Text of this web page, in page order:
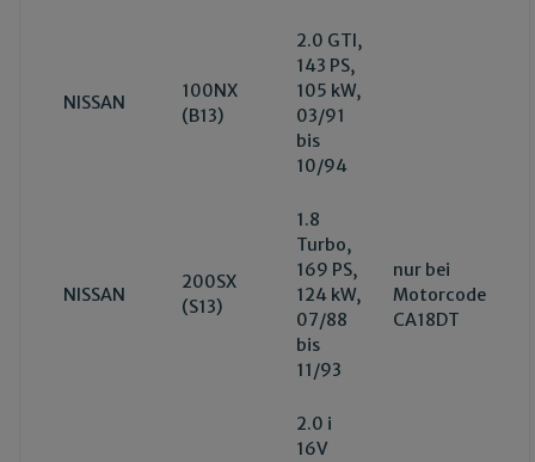
NISSAN
100NX
(B13)
2.0 GTI,
143 PS,
105 kW,
03/91
bis
10/94
NISSAN
200SX
(S13)
1.8
Turbo,
169 PS,
124 kW,
07/88
bis
11/93
nur bei
Motorcode
CA18DT
2.0 i
16V